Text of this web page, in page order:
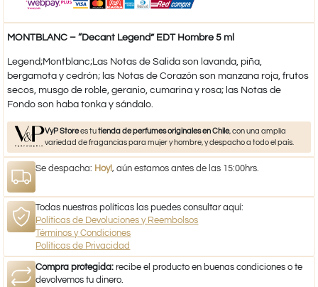
MONTBLANC – “Decant Legend” EDT Hombre 5 ml
Legend;Montblanc;Las Notas de Salida son lavanda, piña,
bergamota y cedrón; las Notas de Corazón son manzana roja, frutos
secos, musgo de roble, geranio, cumarina y rosa; las Notas de
Fondo son haba tonka y sándalo.
VyP Storees tutienda de perfumes originales en Chile, con una amplia
variedad de fragancias para mujer y hombre, y despacho a todo el país.
Se despacha: Hoy!, aún estamos antes de las 15:00hrs.
Todas nuestras políticas las puedes consultar aquí:
Políticas de Devoluciones y Reembolsos
Términos y Condiciones
Políticas de Privacidad
Compra protegida: recibe el producto en buenas condiciones o te
devolvemos tu dinero.